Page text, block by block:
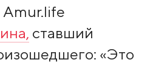
Amur.life
ставший
«Это